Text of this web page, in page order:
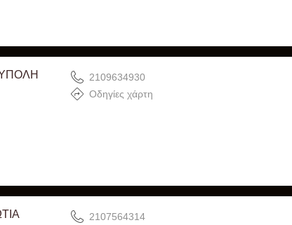
2109634930
Οδηγίες χάρτη
2107564314